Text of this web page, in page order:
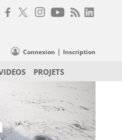
Connexion | Inscription
PROJETS